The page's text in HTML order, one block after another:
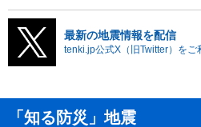
最新の地震情報を配信
tenki.jp公式X（旧Twitter）をご
「知る防災」地震